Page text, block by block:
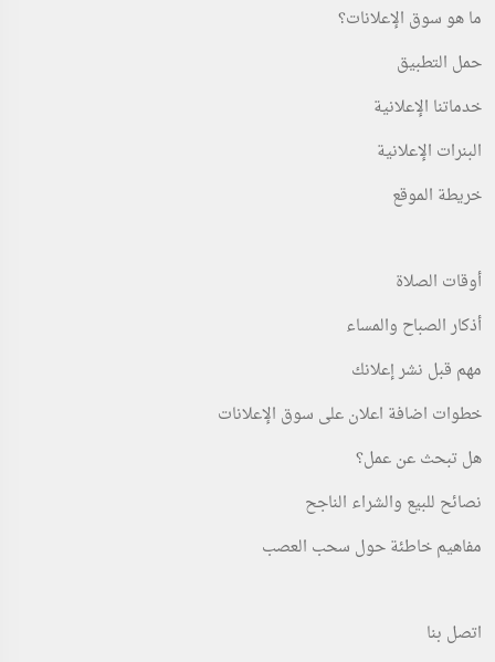
خدمات
الرياض
خدمات
توظيف رجال ونساء براتب ممتاز جدا
الرياض
تم النشر 2 days مضت
ريال سعودي4,000.00 (Fixed)
خدمات كروت العمل تدبيل كرت عمل
ما هو سوق الإعلانات؟
حمل التطبيق
خدماتنا الإعلانية
البنرات الإعلانية
خريطة الموقع
أوقات الصلاة
أذكار الصباح والمساء
مهم قبل نشر إعلانك
خطوات اضافة اعلان على سوق الإعلانات
هل تبحث عن عمل؟
نصائح للبيع والشراء الناجح
مفاهيم خاطئة حول سحب العصب
اتصل بنا